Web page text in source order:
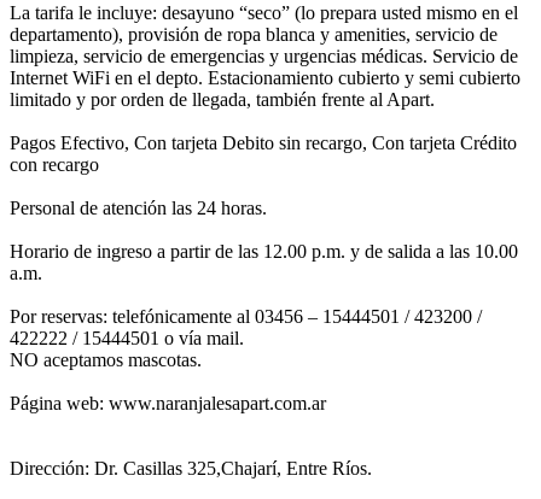
La tarifa le incluye: desayuno “seco” (lo prepara usted mismo en el
departamento), provisión de ropa blanca y amenities, servicio de
limpieza, servicio de emergencias y urgencias médicas. Servicio de
Internet WiFi en el depto. Estacionamiento cubierto y semi cubierto
limitado y por orden de llegada, también frente al Apart.
Pagos Efectivo, Con tarjeta Debito sin recargo, Con tarjeta Crédito
con recargo
Personal de atención las 24 horas.
Horario de ingreso a partir de las 12.00 p.m. y de salida a las 10.00
a.m.
Por reservas: telefónicamente al 03456 – 15444501 / 423200 /
422222 / 15444501 o vía mail.
NO aceptamos mascotas.
Página web: www.naranjalesapart.com.ar
Dirección: Dr. Casillas 325,Chajarí, Entre Ríos.